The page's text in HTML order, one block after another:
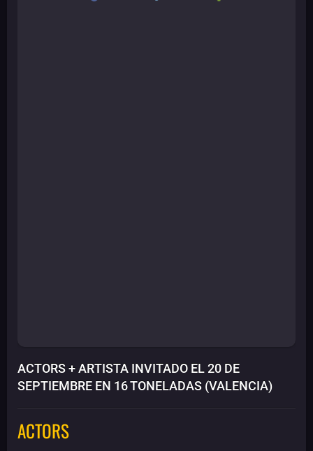
ACTORS + ARTISTA INVITADO EL 20 DE
SEPTIEMBRE EN 16 TONELADAS (VALENCIA)
ACTORS